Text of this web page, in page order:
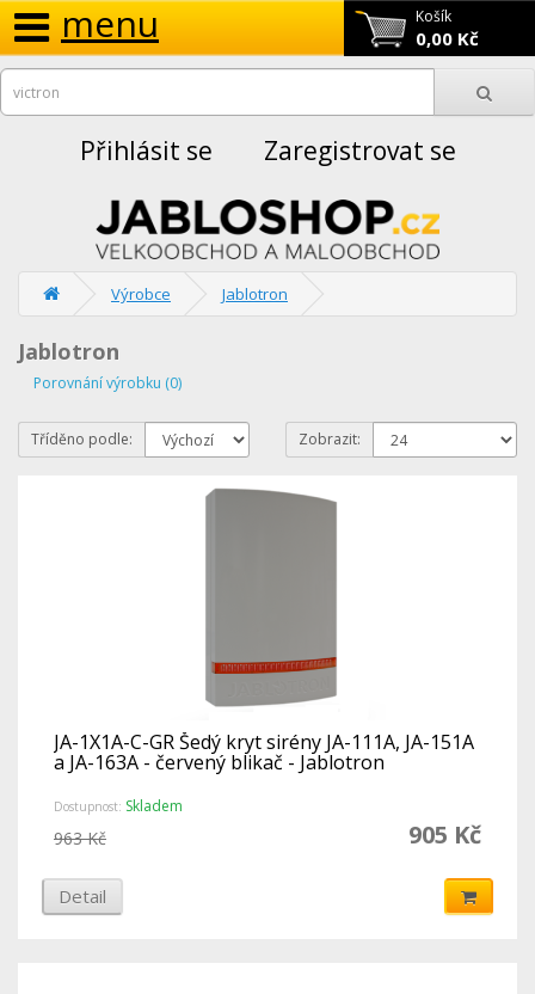
Košík
0,00 Kč
menu
Přihlásit se Zaregistrovat se
Výrobce Jablotron
Jablotron
Porovnání výrobku (0)
Tříděno podle: Zobrazit:
JA-1X1A-C-GR Šedý kryt sirény JA-111A, JA-151A
a JA-163A - červený blikač - Jablotron
Dostupnost: Skladem
905 Kč
963 Kč
Detail